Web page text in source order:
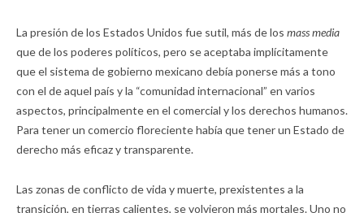
La presión de los Estados Unidos fue sutil, más de los mass media
que de los poderes políticos, pero se aceptaba implícitamente
que el sistema de gobierno mexicano debía ponerse más a tono
con el de aquel país y la “comunidad internacional” en varios
aspectos, principalmente en el comercial y los derechos humanos.
Para tener un comercio floreciente había que tener un Estado de
derecho más eficaz y transparente.
Las zonas de conflicto de vida y muerte, prexistentes a la
transición, en tierras calientes, se volvieron más mortales. Uno no